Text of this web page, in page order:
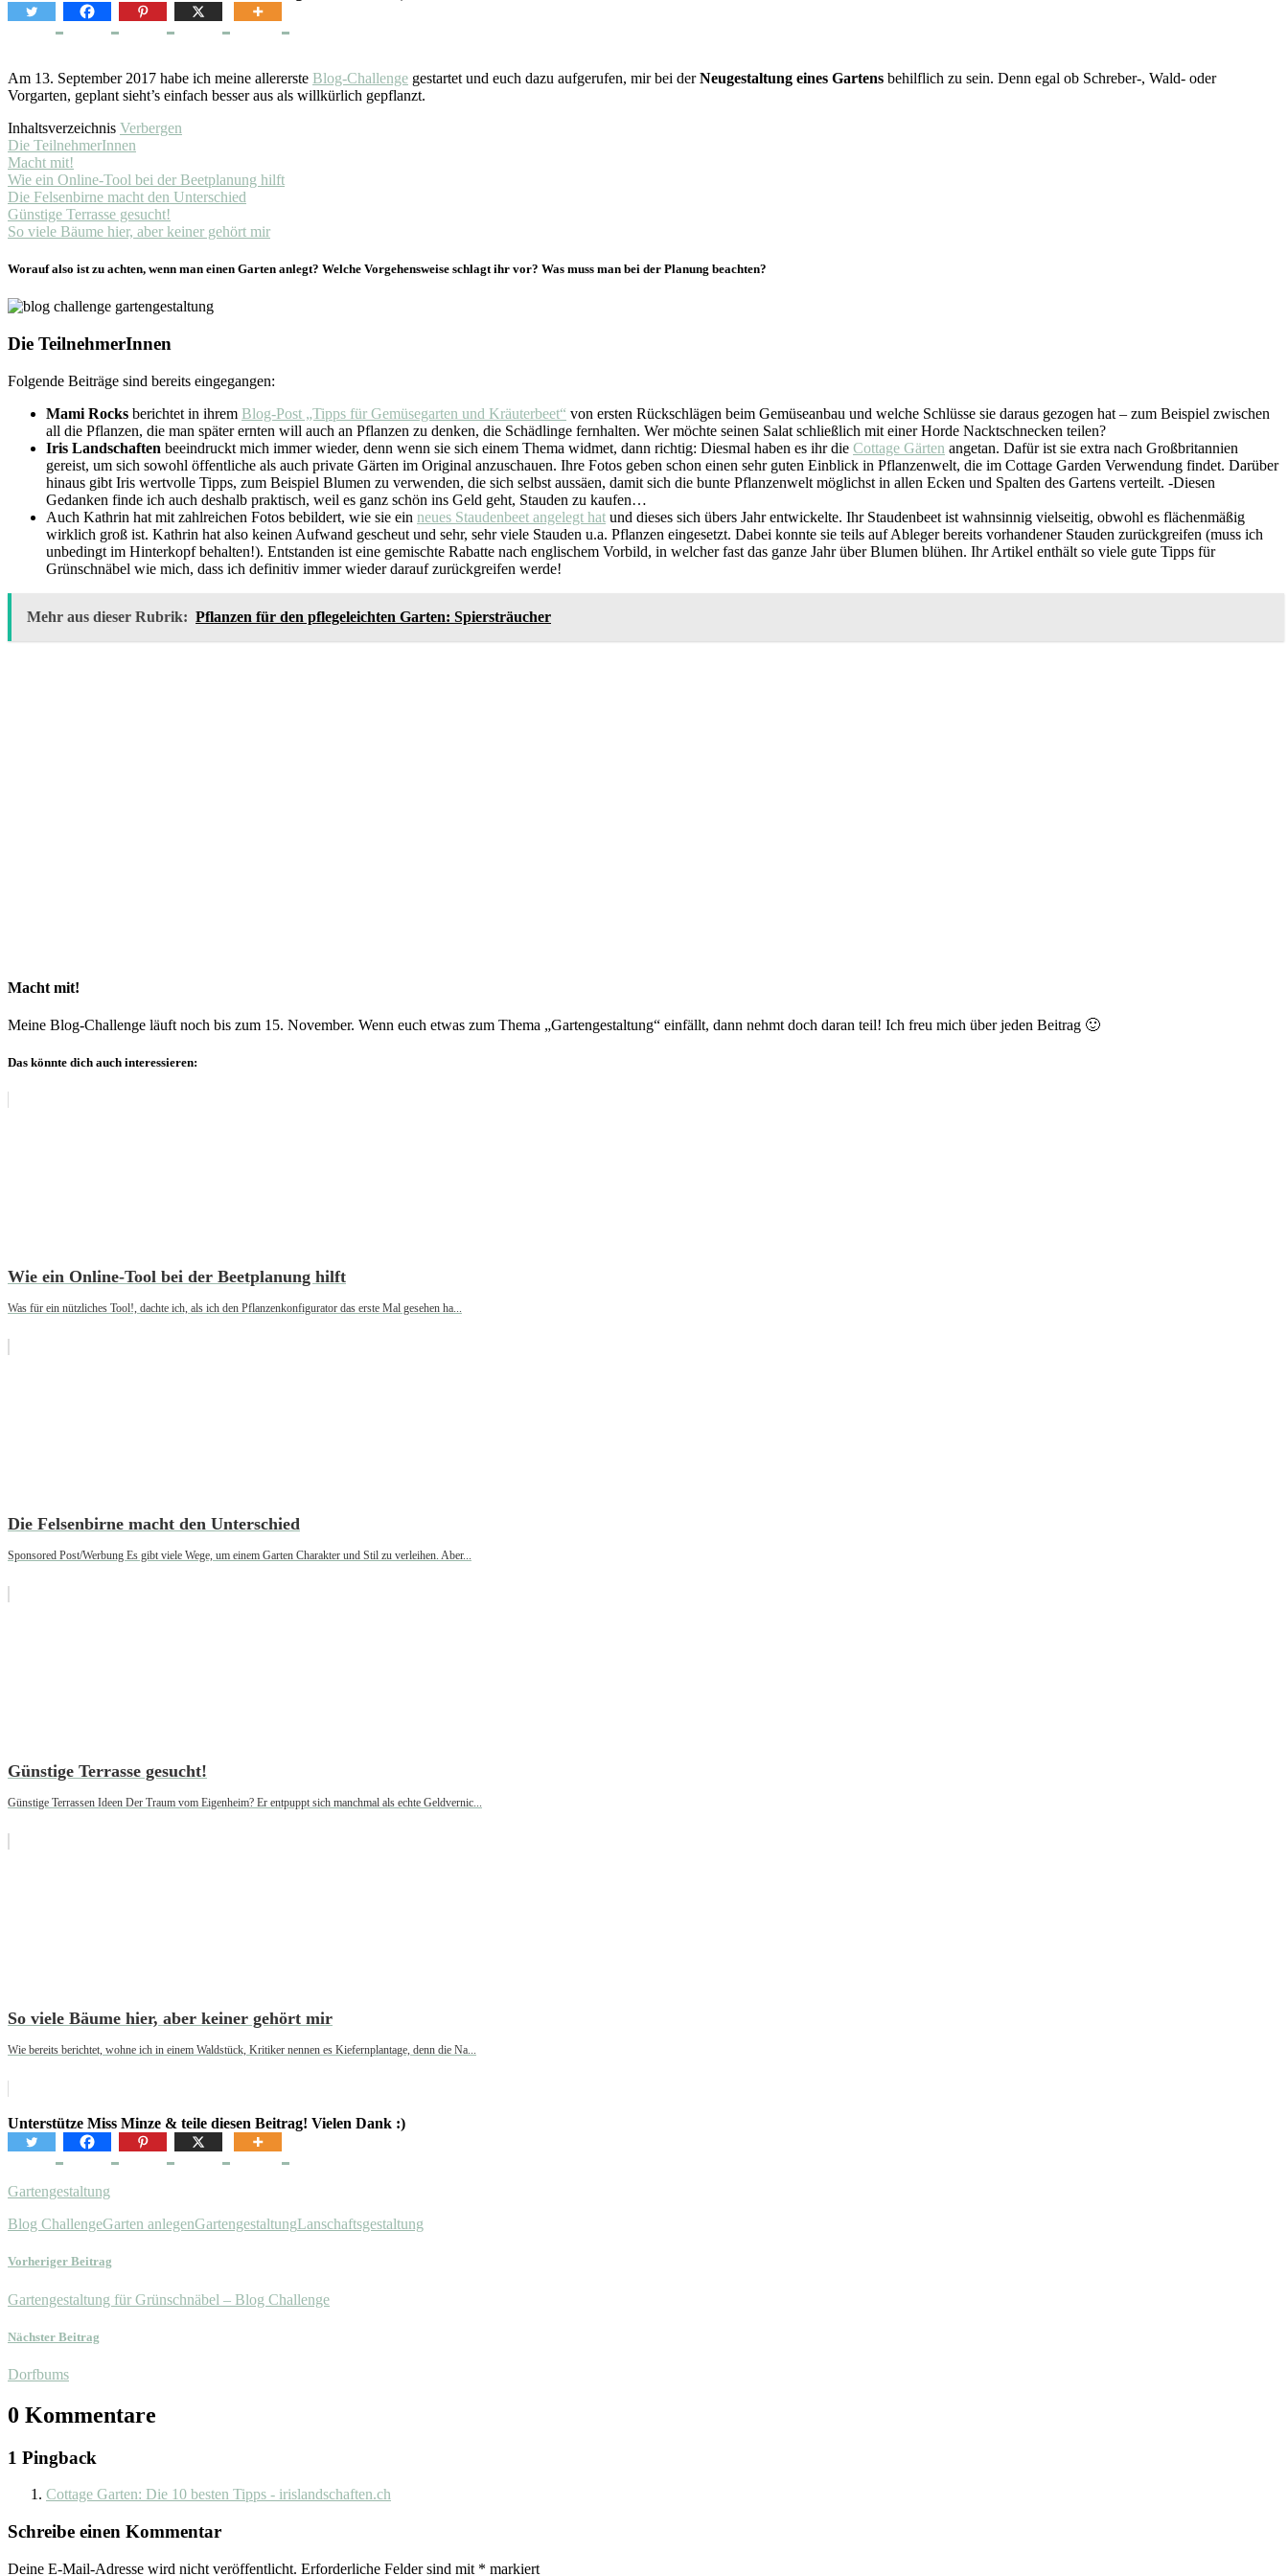
Am 13. September 2017 habe ich meine allererste Blog-Challenge gestartet und euch dazu aufgerufen, mir bei derNeugestaltung eines Gartens behilflich zu sein. Denn egal ob Schreber-, Wald- oder
Vorgarten, geplant sieht’s einfach besser aus als willkürlich gepflanzt.
Inhaltsverzeichnis Verbergen
Die TeilnehmerInnen
Macht mit!
Wie ein Online-Tool bei der Beetplanung hilft
Die Felsenbirne macht den Unterschied
Günstige Terrasse gesucht!
So viele Bäume hier, aber keiner gehört mir
Worauf also ist zu achten, wenn man einen Garten anlegt? Welche Vorgehensweise schlagt ihr vor? Was muss man bei der Planung beachten?
Die TeilnehmerInnen
Folgende Beiträge sind bereits eingegangen:
Mami Rocks berichtet in ihrem Blog-Post „Tipps für Gemüsegarten und Kräuterbeet“ von ersten Rückschlägen beim Gemüseanbau und welche Schlüsse sie daraus gezogen hat – zum Beispiel zwischen
all die Pflanzen, die man später ernten will auch an Pflanzen zu denken, die Schädlinge fernhalten. Wer möchte seinen Salat schließlich mit einer Horde Nacktschnecken teilen?
Iris Landschaften beeindruckt mich immer wieder, denn wenn sie sich einem Thema widmet, dann richtig: Diesmal haben es ihr die Cottage Gärten angetan. Dafür ist sie extra nach Großbritannien
gereist, um sich sowohl öffentliche als auch private Gärten im Original anzuschauen. Ihre Fotos geben schon einen sehr guten Einblick in Pflanzenwelt, die im Cottage Garden Verwendung findet. Darüber
hinaus gibt Iris wertvolle Tipps, zum Beispiel Blumen zu verwenden, die sich selbst aussäen, damit sich die bunte Pflanzenwelt möglichst in allen Ecken und Spalten des Gartens verteilt. -Diesen
Gedanken finde ich auch deshalb praktisch, weil es ganz schön ins Geld geht, Stauden zu kaufen…
Auch Kathrin hat mit zahlreichen Fotos bebildert, wie sie ein neues Staudenbeet angelegt hat und dieses sich übers Jahr entwickelte. Ihr Staudenbeet ist wahnsinnig vielseitig, obwohl es flächenmäßig
wirklich groß ist. Kathrin hat also keinen Aufwand gescheut und sehr, sehr viele Stauden u.a. Pflanzen eingesetzt. Dabei konnte sie teils auf Ableger bereits vorhandener Stauden zurückgreifen (muss ich
unbedingt im Hinterkopf behalten!). Entstanden ist eine gemischte Rabatte nach englischem Vorbild, in welcher fast das ganze Jahr über Blumen blühen. Ihr Artikel enthält so viele gute Tipps für
Grünschnäbel wie mich, dass ich definitiv immer wieder darauf zurückgreifen werde!
Mehr aus dieser Rubrik: Pflanzen für den pflegeleichten Garten: Spiersträucher
Macht mit!
Meine Blog-Challenge läuft noch bis zum 15. November. Wenn euch etwas zum Thema „Gartengestaltung“ einfällt, dann nehmt doch daran teil! Ich freu mich über jeden Beitrag 🙂
Das könnte dich auch interessieren:
Wie ein Online-Tool bei der Beetplanung hilft
Was für ein nützliches Tool!, dachte ich, als ich den Pflanzenkonfigurator das erste Mal gesehen ha...
Die Felsenbirne macht den Unterschied
Sponsored Post/Werbung Es gibt viele Wege, um einem Garten Charakter und Stil zu verleihen. Aber...
Günstige Terrasse gesucht!
Günstige Terrassen Ideen Der Traum vom Eigenheim? Er entpuppt sich manchmal als echte Geldvernic...
So viele Bäume hier, aber keiner gehört mir
Wie bereits berichtet, wohne ich in einem Waldstück, Kritiker nennen es Kiefernplantage, denn die Na...
Unterstütze Miss Minze & teile diesen Beitrag! Vielen Dank :)
Gartengestaltung
Blog ChallengeGarten anlegenGartengestaltungLanschaftsgestaltung
Vorheriger Beitrag
Gartengestaltung für Grünschnäbel – Blog Challenge
Nächster Beitrag
Dorfbums
0 Kommentare
1 Pingback
Cottage Garten: Die 10 besten Tipps - irislandschaften.ch
Schreibe einen Kommentar
Deine E-Mail-Adresse wird nicht veröffentlicht. Erforderliche Felder sind mit * markiert